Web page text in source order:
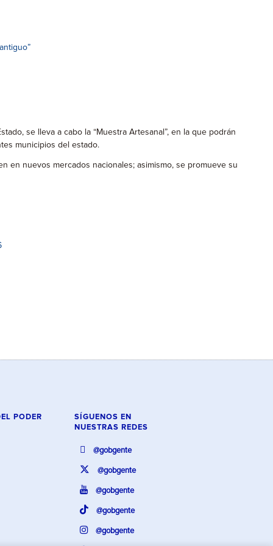
se lleva a cabo la “Muestra Artesanal”, en la que podrán
municipios del estado.
en nuevos mercados nacionales; asimismo, se promueve su
PODER
SÍGUENOS EN
NUESTRAS REDES
@gobgente
@gobgente
@gobgente
@gobgente
@gobgente